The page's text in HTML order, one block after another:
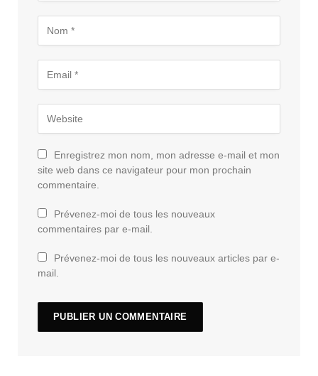
Enregistrez mon nom, mon adresse e-mail et mon
site web dans ce navigateur pour mon prochain
commentaire.
Prévenez-moi de tous les nouveaux
commentaires par e-mail.
Prévenez-moi de tous les nouveaux articles par e-
mail.